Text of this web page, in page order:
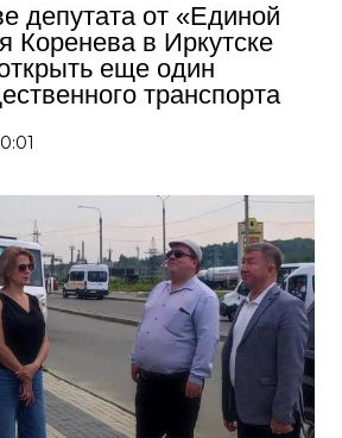
депутата от «Единой
Коренева в Иркутске
еще один
транспорта